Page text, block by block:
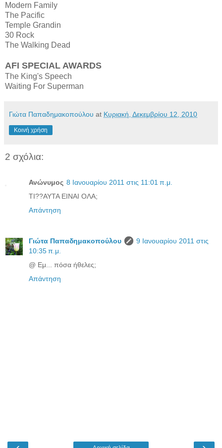
Modern Family
The Pacific
Temple Grandin
30 Rock
The Walking Dead
AFI SPECIAL AWARDS
The King's Speech
Waiting For Superman
Γιώτα Παπαδημακοπούλου at Κυριακή, Δεκεμβρίου 12, 2010
Κοινή χρήση
2 σχόλια:
Ανώνυμος 8 Ιανουαρίου 2011 στις 11:01 π.μ.
ΤΙ??ΑΥΤΑ ΕΙΝΑΙ ΟΛΑ;
Απάντηση
Γιώτα Παπαδημακοπούλου
9 Ιανουαρίου 2011 στις
10:35 π.μ.
@ Εμ... πόσα ήθελες;
Απάντηση